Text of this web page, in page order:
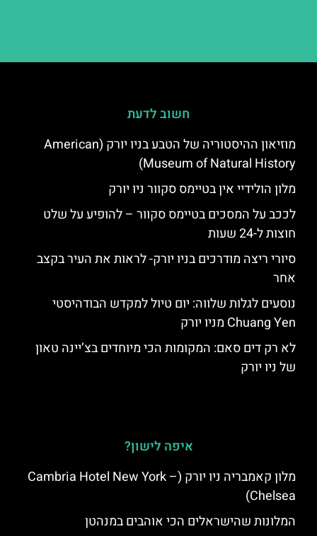
חשוב לדעת
מוזיאון ההיסטוריה של הטבע בניו יורק (American
Museum of Natural History)
מלון הולידיי אין בטיימס סקוור ניו יורק
לככב על המסכים בטיימס סקוור – להופיע על שלט
חוצות ל-24 שעות
סיורי ריצה מודרכים בניו יורק- לראות את העיר בקצב
אחר
נוסעים לגלות שלווה: יום טיול למקדש הבודהיסטי
Chuang Yen מניו יורק
לא רק דים סאם: המקומות הכי מיוחדים בצ’יינה טאון
של ניו יורק
איפה לישון?
מלון קאמבריה ניו יורק (Cambria Hotel New York –
Chelsea)
המלונות שהישראלים הכי אוהבים במנהטן